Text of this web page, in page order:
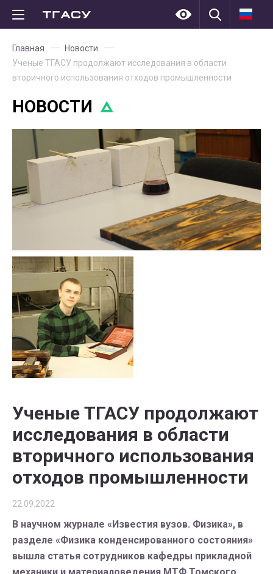
Главная
Новости
Ученые ТГАСУ продолжают исследования в области
вторичного использования отходов промышленности
НОВОСТИ
Ученые ТГАСУ продолжают
исследования в области
вторичного использования
отходов промышленности
22.09.2022
В научном журнале «Известия вузов. Физика», в
разделе «Физика конденсированного состояния»
вышла статья сотрудников кафедры прикладной